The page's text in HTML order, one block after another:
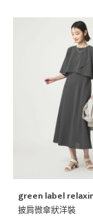
green label
披肩微傘狀洋裝